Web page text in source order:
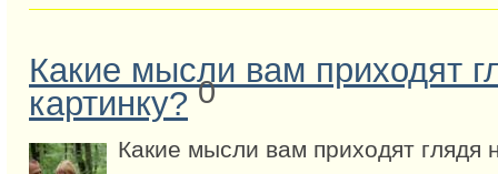
Какие мысли вам приходят
картинку? 0
Какие мысли вам приходят глядя